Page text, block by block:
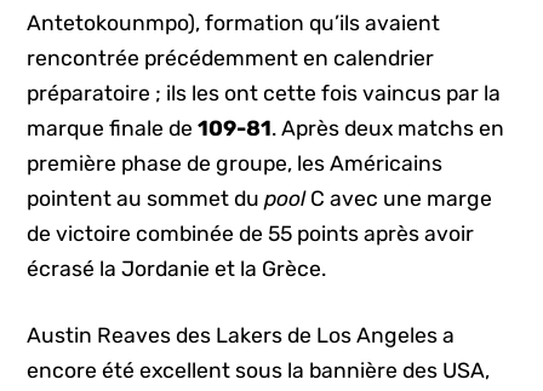
Antetokounmpo), formation qu’ils avaient
rencontrée précédemment en calendrier
préparatoire ; ils les ont cette fois vaincus par la
marque finale de109-81. Après deux matchs en
première phase de groupe, les Américains
pointent au sommet dupool C avec une marge
de victoire combinée de 55 points après avoir
écrasé la Jordanie et la Grèce.
Austin Reaves des Lakers de Los Angeles a
encore été excellent sous la bannière des USA,